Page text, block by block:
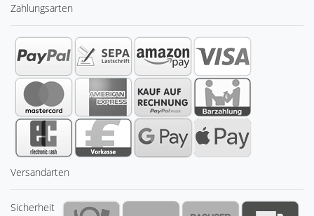
Zahlungsarten
Versandarten
Sicherheit